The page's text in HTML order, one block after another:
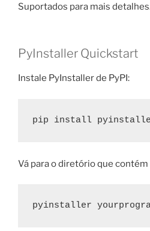
Suportados para mais
PyInstaller Quickstart
Instale PyInstaller de PyPI:
Vá para o diretório que